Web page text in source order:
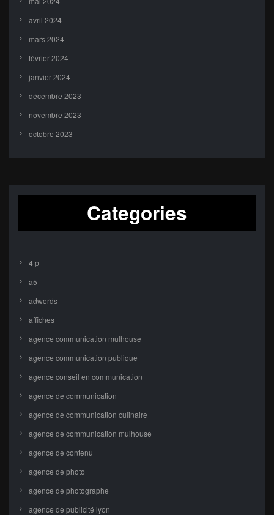
avril 2024
mars 2024
février 2024
janvier 2024
décembre 2023
novembre 2023
octobre 2023
Categories
4 p
a5
adwords
affiches
agence communication mulhouse
agence communication publique
agence conseil en communication
agence de communication
agence de communication culinaire
agence de communication mulhouse
agence de contenu
agence de photo
agence de photographe
agence de publicité lyon